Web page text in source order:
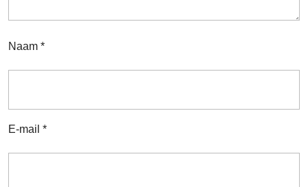
Naam *
E-mail *